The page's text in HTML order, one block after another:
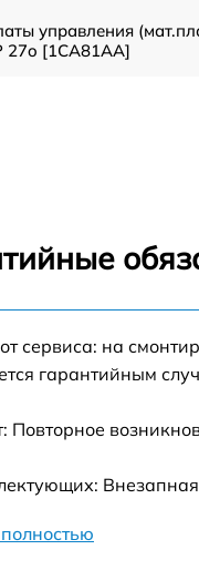
управления
27o [1CA81AA]
питания HP 27o
сервиса: на
гарантийным
Повторное